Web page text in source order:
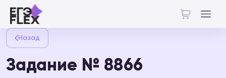
Назад
Задание № 8866